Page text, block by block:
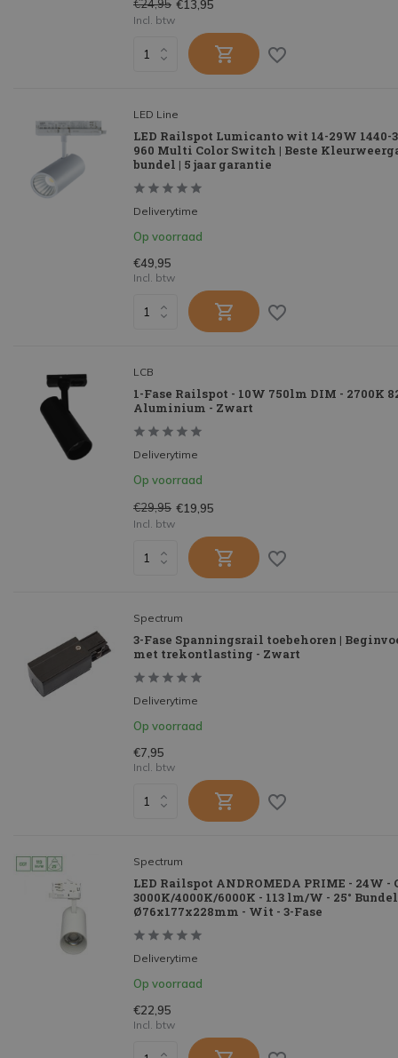
€24,95 €13,95
Incl. btw
LED Line
LED Railspot Lumicanto wit 14-29W 1440-
960 Multi Color Switch | Beste
bundel | 5 jaar garantie
Deliverytime
Op voorraad
€49,95
Incl. btw
LCB
1-Fase Railspot - 10W 750lm DIM - 2700K
Aluminium - Zwart
Deliverytime
Op voorraad
€29,95 €19,95
Incl. btw
Spectrum
3-Fase Spanningsrail toebehoren |
met trekontlasting - Zwart
Deliverytime
Op voorraad
€7,95
Incl. btw
Spectrum
LED Railspot ANDROMEDA PRIME - 24W -
3000K/4000K/6000K - 113 lm/W - 25°
Ø76x177x228mm - Wit - 3-Fase
Deliverytime
Op voorraad
€22,95
Incl. btw